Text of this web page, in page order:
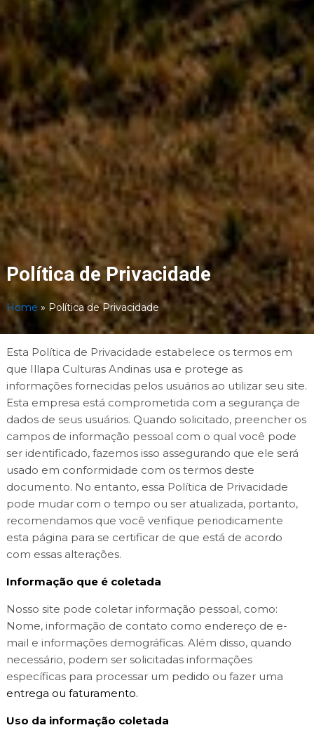
Política de Privacidade
Home » Política de Privacidade
Esta Política de Privacidade estabelece os termos em
que Illapa Culturas Andinas usa e protege as
informações fornecidas pelos usuários ao utilizar seu site.
Esta empresa está comprometida com a segurança de
dados de seus usuários. Quando solicitado, preencher os
campos de informação pessoal com o qual você pode
ser identificado, fazemos isso assegurando que ele será
usado em conformidade com os termos deste
documento. No entanto, essa Política de Privacidade
pode mudar com o tempo ou ser atualizada, portanto,
recomendamos que você verifique periodicamente
esta página para se certificar de que está de acordo
com essas alterações.
Informação que é coletada
Nosso site pode coletar informação pessoal, como:
Nome, informação de contato como endereço de e-
mail e informações demográficas. Além disso, quando
necessário, podem ser solicitadas informações
específicas para processar um pedido ou fazer uma
entrega ou faturamento.
Uso da informação coletada